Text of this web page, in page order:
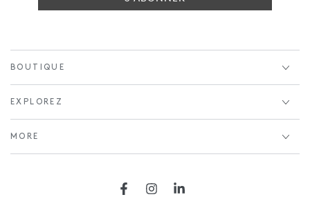
BOUTIQUE
EXPLOREZ
MORE
FacebookInstagramLinkedIn